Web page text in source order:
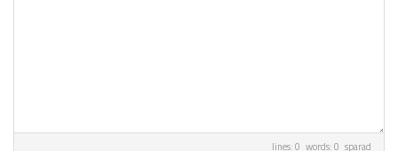
lines: 0 words: 0 sparad